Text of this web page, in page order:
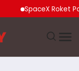
SpaceX Roket